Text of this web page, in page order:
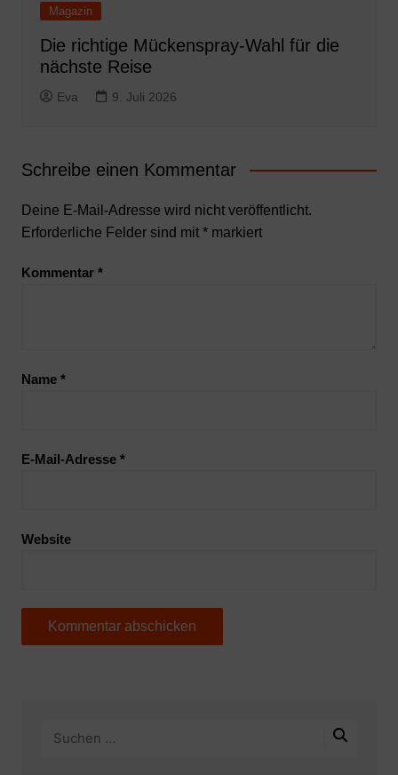
Magazin
Die richtige Mückenspray-Wahl für die
nächste Reise
Eva 9. Juli 2026
Schreibe einen Kommentar
Deine E-Mail-Adresse wird nicht veröffentlicht.
Erforderliche Felder sind mit *markiert
Kommentar *
Name *
E-Mail-Adresse *
Website